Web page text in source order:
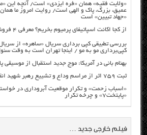
«ولایت فقیه» همان «فره ایزدی» است/ آنچه این
عمیق، بزرگ، پاک و الهی است/ روایت امروز ما
«جهاد تبیین» است
از کجا اکانت اسپاتیفای پرمیوم بخریم؟ معرفی ۴ فروشگاه معتبر ایرانی
بررسی تطبیقی کپی برداری سریال «ساهره» از
کپی‌برداری مو به مو / اینجا تهران است به وقت
بهنام بانی در آمریکا: موج جدید استقبال از
ثبت ۷۵۹ اثر از مراسم وداع و تشییع رهبر شهید انقلاب
«اسباب زحمت» و تکرار موقعیت آبروداری در
«پایتخت۷» و چرخه تکرار
فیلم خارجی جدید …